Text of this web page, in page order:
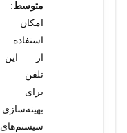
متوسط:
امکان
استفاده
از این
تلفن
برای
بهینه‌سازی
سیستم‌های